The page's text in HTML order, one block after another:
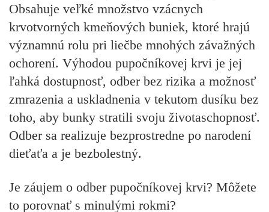
Obsahuje veľké množstvo vzácnych
krvotvorných kmeňových buniek, ktoré hrajú
významnú rolu pri liečbe mnohých závažných
ochorení. Výhodou pupočníkovej krvi je jej
ľahká dostupnosť, odber bez rizika a možnosť
zmrazenia a uskladnenia v tekutom dusíku bez
toho, aby bunky stratili svoju životaschopnosť.
Odber sa realizuje bezprostredne po narodení
dieťaťa a je bezbolestný.
Je záujem o odber pupočníkovej krvi? Môžete
to porovnať s minulými rokmi?